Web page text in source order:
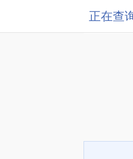
正在查